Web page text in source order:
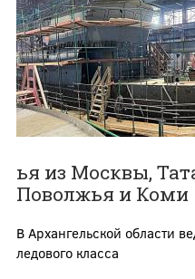
ья из Москвы,
Поволжья и Коми
В Архангельской области
ледового класса